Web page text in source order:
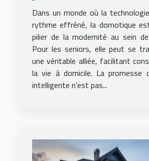
domicile
Dans un monde où la
rythme effréné, la domotique
pilier de la modernité au sein
Pour les seniors, elle peut se
une véritable alliée, facilitant
la vie à domicile. La promesse
intelligente n'est pas...